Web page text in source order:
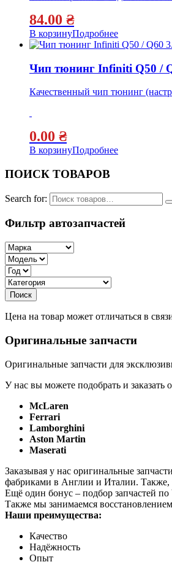
84.00 ₴
В корзинуПодробнее
Чип тюнинг Infiniti Q50 /
Качественный чип тюнинг
0.00 ₴
В корзинуПодробнее
ПОИСК ТОВАРОВ
Search for:
Фильтр автозапчастей
Цена на товар может отличаться в
Оригинальные запчасти
Оригинальные запчасти для
У нас вы можете подобрать и заказать
McLaren
Ferrari
Lamborghini
Aston Martin
Maserati
Заказывая у нас оригинальные
фабриками в Англии и Италии. Также,
Ещё один бонус – подбор запчастей
Также мы занимаемся
Наши преимущества:
Качество
Надёжность
Опыт